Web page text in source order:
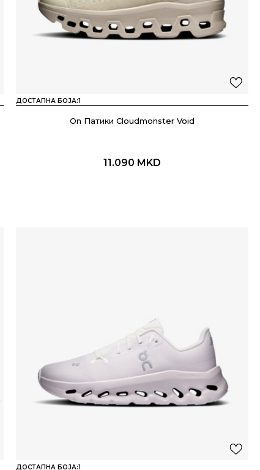
ДОСТАПНА БОЈА:1
On Патики Cloudmonster Void
11.090 MKD
ДОСТАПНА БОЈА:1